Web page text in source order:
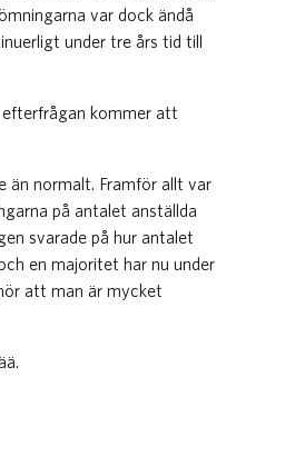
var dock ändå
under tre års tid till
kommer att
än normalt. Framför allt var
på antalet anställda
svarade på hur antalet
en majoritet har nu under
att man är mycket